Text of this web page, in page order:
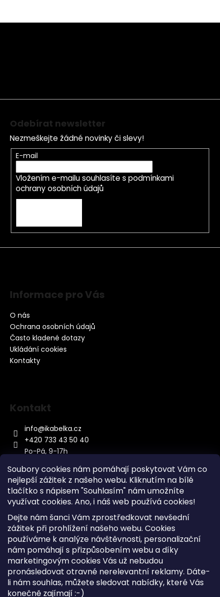
Soubory cookies nám pomáhají poskytovat Vám co
nejlepší zážitek z našeho webu. Kliknutím na bílé
tlačítko s nápisem "Souhlasím" nám umožníte
využívat cookies. Ano, i náš web používá cookies!
Dejte nám šanci Vám zprostředkovat nevšední
zážitek při prohlížení našeho webu. Cookies
používáme k analýze návštěvnosti, personalizační
nám pomáhají s přizpůsobením webu a díky
marketingovým cookies Vás už nebudou
pronásledovat otravné nerelevantní reklamy. Dáte-
li nám souhlas, můžete sledovat nabídky, které Vás
konečně zajímají :-)
Odebírat newsletter
Nezmeškejte žádné novinky či slevy!
E-mail
Vložením e-mailu souhlasíte s podmínkami
ochrany osobních údajů
Informace pro Vás
O nás
Ochrana osobních údajů
Často kladené dotazy
Ukládání cookies
Kontakty
Kontakt
info@ikabelka.cz
+420 733 43 50 40
Po-Pá, 9-17h
Kontakt
Sitemap
Doprava a Platba
Reklamace Zboží
Obchodní podmínky